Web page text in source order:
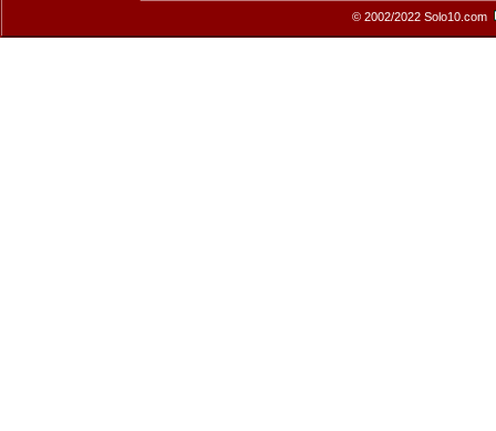
© 2002/2022 Solo10.com